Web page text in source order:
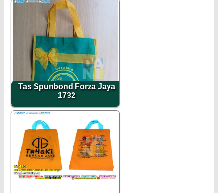
Tas Spunbond Forza Jaya
1732